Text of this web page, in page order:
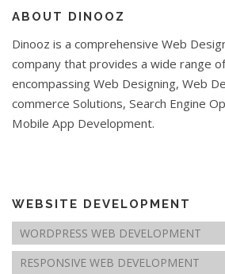
ABOUT DINOOZ
Dinooz is a comprehensive Web
company that provides a wide range
encompassing Web Designing, Web
commerce Solutions, Search Engine
Mobile App Development.
WEBSITE DEVELOPMENT
WORDPRESS WEB DEVELOPMENT
RESPONSIVE WEB DEVELOPMENT